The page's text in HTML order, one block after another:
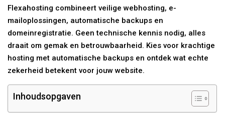
Flexahosting combineert veilige webhosting, e-
mailoplossingen, automatische backups en
domeinregistratie. Geen technische kennis nodig, alles
draait om gemak en betrouwbaarheid. Kies voor krachtige
hosting met automatische backups en ontdek wat echte
zekerheid betekent voor jouw website.
Inhoudsopgaven